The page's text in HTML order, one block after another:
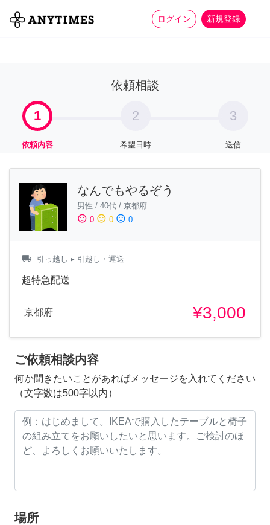
ログイン 新規登録
全て 家事 more_horiz
依頼相談
1
依頼内容
2
希望日時
3
送信
なんでもやるぞう
男性 / 40代 / 京都府
sentiment_satisfied 0 sentiment_neutral 0 sentiment_dissatisfied 0
local_shipping 引っ越し ▸ 引越し・運送
超特急配送
京都府 ¥3,000
ご依頼相談内容
何か聞きたいことがあればメッセージを入れてください
（文字数は500字以内）
場所